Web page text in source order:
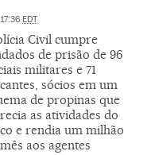
EDT
Civil cumpre
de prisão de 96
militares e 71
sócios em um
de propinas que
as atividades do
e rendia um milhão
aos agentes